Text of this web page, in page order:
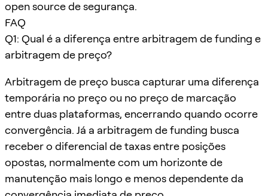
open source de segurança.
FAQ
Q1: Qual é a diferença entre arbitragem de funding e
arbitragem de preço?
Arbitragem de preço busca capturar uma diferença
temporária no preço ou no preço de marcação
entre duas plataformas, encerrando quando ocorre
convergência. Já a arbitragem de funding busca
receber o diferencial de taxas entre posições
opostas, normalmente com um horizonte de
manutenção mais longo e menos dependente da